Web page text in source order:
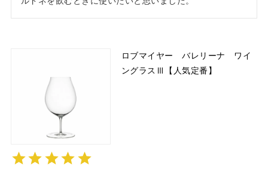
ロブマイヤー バレリーナ ワイ
ングラスⅢ【人気定番】